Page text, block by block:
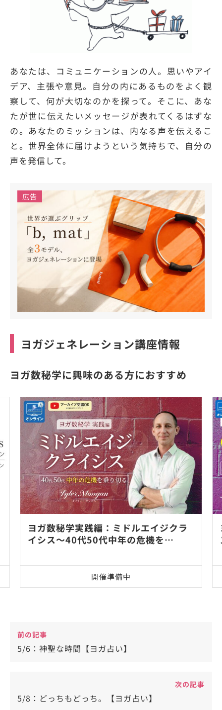
あなたは、コミュニケーションの人。思いやアイ
デア、主張や意見。自分の内にあるものをよく観
察して、何が大切なのかを探って。そこに、あな
たが世に伝えたいメッセージが表れてくるはずな
の。あなたのミッションは、内なる声を伝えるこ
と。世界全体に届けようという気持ちで、自分の
声を発信して。
広告
ヨガジェネレーション講座情報
ヨガ数秘学に興味のある方におすすめ
ヨガ数秘学実践編：ミドルエイジクラ
イシス～40代50代中年の危機を…
開催準備中
前の記事
5/6：神聖な時間【ヨガ占い】
次の記事
5/8：どっちもどっち。【ヨガ占い】